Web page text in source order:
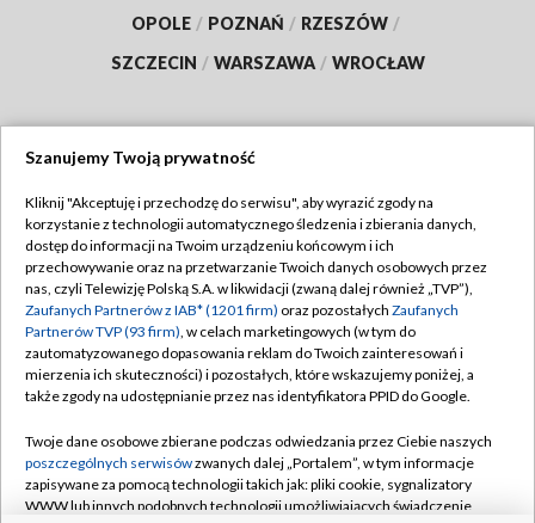
OPOLE / POZNAŃ / RZESZÓW /
SZCZECIN / WARSZAWA / WROCŁAW
TVP
Abonament TVP
Emisja w TVP
Centrum informacji TVP
Naziemna Telewizja Cyfrowa
Rada Programowa
System NOS
Regulamin TVP
Polityka prywatności
Moje zgody
Pomoc
Kontakt
Szanujemy Twoją prywatność
Kliknij "Akceptuję i przechodzę do serwisu", aby wyrazić zgody na
korzystanie z technologii automatycznego śledzenia i zbierania danych,
dostęp do informacji na Twoim urządzeniu końcowym i ich
przechowywanie oraz na przetwarzanie Twoich danych osobowych przez
nas, czyli Telewizję Polską S.A. w likwidacji (zwaną dalej również „TVP”),
Zaufanych Partnerów z IAB* (1201 firm) oraz pozostałych Zaufanych
Partnerów TVP (93 firm), w celach marketingowych (w tym do
zautomatyzowanego dopasowania reklam do Twoich zainteresowań i
mierzenia ich skuteczności) i pozostałych, które wskazujemy poniżej, a
także zgody na udostępnianie przez nas identyfikatora PPID do Google.
Twoje dane osobowe zbierane podczas odwiedzania przez Ciebie naszych
poszczególnych serwisówzwanych dalej „Portalem”, w tym informacje
zapisywane za pomocą technologii takich jak: pliki cookie, sygnalizatory
WWW lub innych podobnych technologii umożliwiających świadczenie